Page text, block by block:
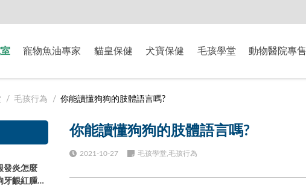
寵物魚油專家 貓皇保健 犬寶保健 毛孩學堂 動物醫院專售
毛孩行為 你能讀懂狗狗的肢體語言嗎?
你能讀懂狗狗的肢體語言嗎?
2021-10-27 毛孩學堂,毛孩行為
發炎怎麼
牙齦紅腫、